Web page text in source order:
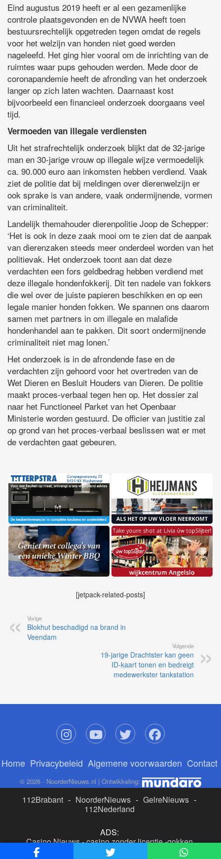
Eind augustus 2019 heeft er al een gezamenlijke
controle plaatsgevonden en de NVWA heeft toen
bestuursrechtelijk opgetreden tegen omdat de regels
voor het welzijn van honden niet goed werden
nageleefd. Het ging hier vooral om de inrichting van de
ruimtes waar pups gehouden werden. Mede door de
coronapandemie heeft de afronding van het onderzoek
langer op zich laten wachten. Daarnaast kost
bijvoorbeeld een financieel onderzoek doorgaans veel
tijd.
Vermoeden van illegale verdiensten
Uit het strafrechtelijk onderzoek blijkt dat de 32-jarige
man en 30-jarige vrouw op illegale wijze vermoedelijk
ca. 90.000 euro aan inkomsten hebben verdiend. Vaak
ziet de politie dat bij meldingen over dierenwelzijn er
ook sprake is van andere, vaak ondermijnende, vormen
van criminaliteit.
Landelijk themahouder dierenpolitie Joop de Schepper:
‘Het is ook in deze zaak mooi om te zien dat de aanpak
van dierenzaken steeds meer onderdeel worden van het
politievak. Het onderzoek toont aan dat deze
verdachten een fors geldbedrag hebben verdiend met
deze illegale hondenfokkerij. Dit ten nadele van fokkers
die wel over de juiste papieren beschikken en op een
legale manier honden fokken. We spannen ons daarom
samen met partners in om illegale en malafide
hondenhandel aan te pakken. Dit soort ondermijnende
criminaliteit niet mag lonen.’
Het onderzoek is in de afrondende fase en de
verdachten zijn gehoord voor het overtreden van de
Wet Dieren en Besluit Houders van Dieren. De politie
maakt proces-verbaal tegen hen op. Het dossier zal
naar het Functioneel Parket van het Openbaar
Ministerie worden gestuurd. De officier van justitie zal
op grond van het proces-verbaal beslissen wat er met
de verdachten gaat gebeuren.
[jetpack-related-posts]
Vorige
Blokhut beschadigd na brand in
Veendam
Volgende
19-jarige Drachtster kan geen
ID-kaart tonen en bedreigt
medewerkster tankstation
Home Privacybeleid Algemene voorwaarden Contact
© 2026 - NoorderNieuws.nl | Ontwikkeling:
112Brabant - NoorderNieuws - GelreNieuws -
112Nederland
ADS:
Casino Nieuws-casino zonder licentie-gokken
buitenlandse site
beste online casino nederland